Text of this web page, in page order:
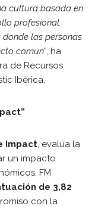
cultura basada en
profesional.
las personas
común”, ha
de Recursos
Ibérica.
Impact, evalúa la
un impacto
FM
de 3,82
con la